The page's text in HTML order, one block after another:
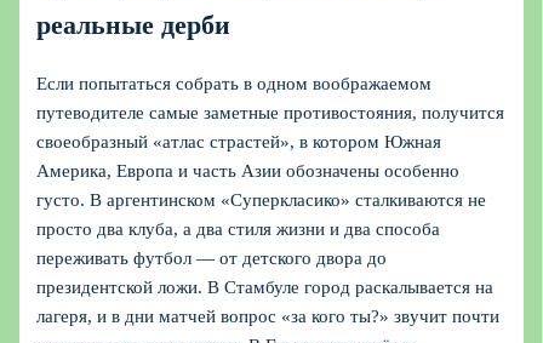
реальные дерби
Если попытаться собрать в одном воображаемом
путеводителе самые заметные противостояния, получится
своеобразный «атлас страстей», в котором Южная
Америка, Европа и часть Азии обозначены особенно
густо. В аргентинском «Суперкласико» сталкиваются не
просто два клуба, а два стиля жизни и два способа
переживать футбол — от детского двора до
президентской ложи. В Стамбуле город раскалывается на
лагеря, и в дни матчей вопрос «за кого ты?» звучит почти